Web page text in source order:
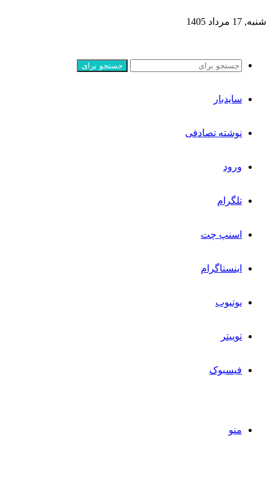
شنبه, 17 مرداد 1405
جستجو برای
سایدبار
نوشته تصادفی
ورود
تلگرام
اسنپ چت
اینستاگرام
یوتیوب
توییتر
فیسبوک
منو